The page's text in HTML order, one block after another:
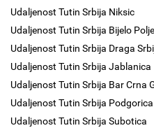
Udaljenost Tutin Srbija Niksic
Udaljenost Tutin Srbija Bijelo
Udaljenost Tutin Srbija Draga
Udaljenost Tutin Srbija Jablanica
Udaljenost Tutin Srbija Bar Crna
Udaljenost Tutin Srbija Podgorica
Udaljenost Tutin Srbija Subotica